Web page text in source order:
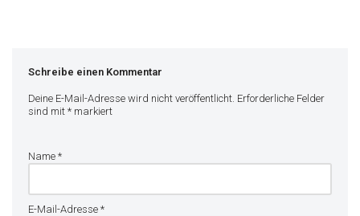
Schreibe einen Kommentar
Deine E-Mail-Adresse wird nicht veröffentlicht. Erforderliche Felder
sind mit * markiert
Name *
E-Mail-Adresse *